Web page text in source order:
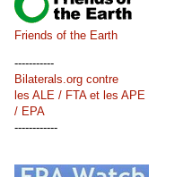
Friends of the Earth
-----------
Bilaterals.org contre
les ALE / FTA et les APE
/ EPA
------------